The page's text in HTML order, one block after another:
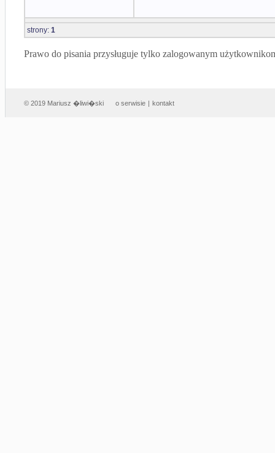
strony: 1
Prawo do pisania przysługuje tylko zalogowanym
© 2019 Mariusz �liwi�ski o serwisie | kontakt